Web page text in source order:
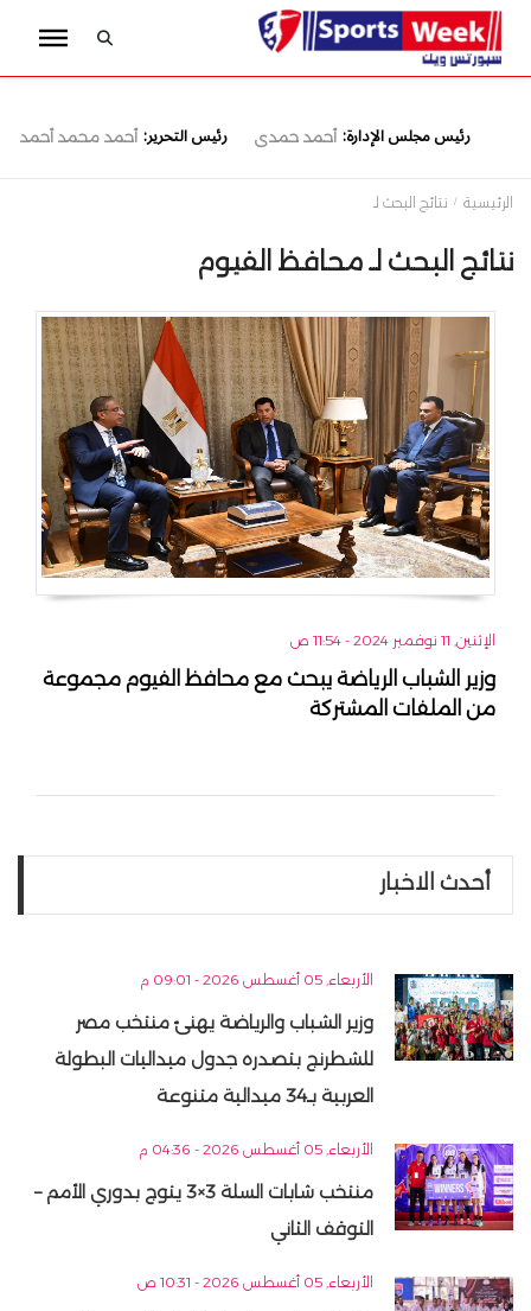
رئيس مجلس الإدارة: أحمد حمدى رئيس التحرير: أحمد محمد أحمد
الرئيسية نتائج البحث لـ
نتائج البحث لـ محافظ الفيوم
الإثنين, 11 نوفمبر 2024 - 11:54 ص
وزير الشباب الرياضة يبحث مع محافظ الفيوم مجموعة
من الملفات المشتركة
أحدث الاخبار
الأربعاء, 05 أغسطس 2026 - 09:01 م
وزير الشباب والرياضة يهنئ منتخب مصر
للشطرنج بتصدره جدول ميداليات البطولة
العربية بـ34 ميدالية متنوعة
الأربعاء, 05 أغسطس 2026 - 04:36 م
منتخب شابات السلة 3×3 يتوج بدوري الأمم –
التوقف الثاني
الأربعاء, 05 أغسطس 2026 - 10:31 ص